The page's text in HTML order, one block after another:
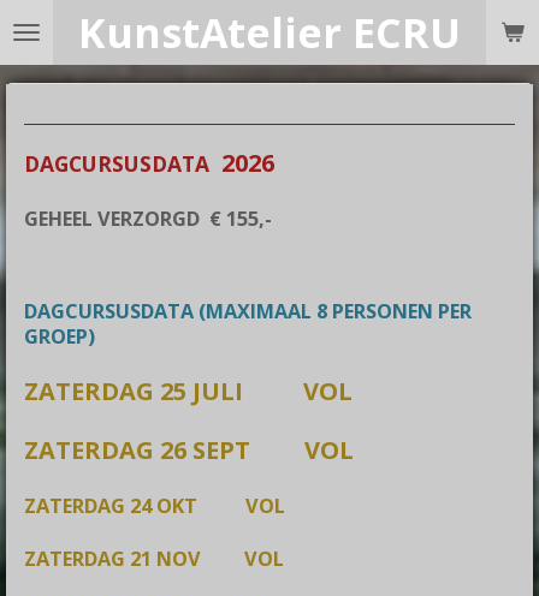
Ga
direct
naar
KunstAtelier ECRU
DAGCURSUSDATA 2026
GEHEEL VERZORGD € 155,-
DAGCURSUSDATA (MAXIMAAL 8 PERSONEN PER
GROEP)
ZATERDAG 25 JULI VOL
ZATERDAG 26 SEPT VOL
ZATERDAG 24 OKT VOL
ZATERDAG 21 NOV VOL